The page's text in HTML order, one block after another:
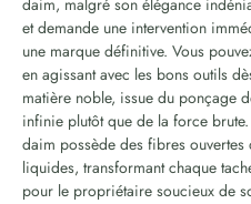
daim, malgré son élégance
et demande une intervention
une marque définitive. Vous
en agissant avec les bons outils
matière noble, issue du ponçage
infinie plutôt que de la force
daim possède des fibres
liquides, transformant chaque
pour le propriétaire soucieux de